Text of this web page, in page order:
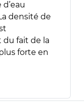
densité de
du fait de la
forte en